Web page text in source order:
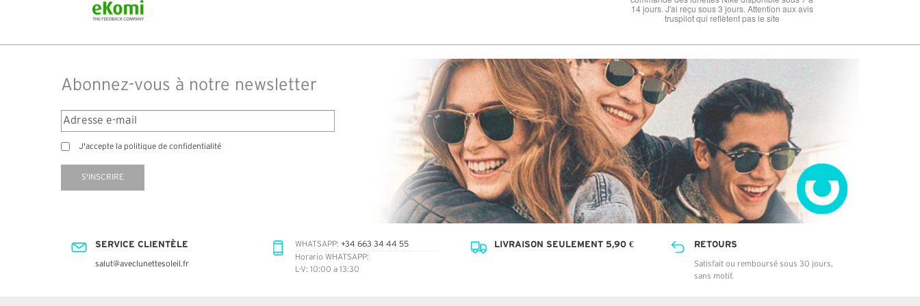
14 jours. J'ai reçu sous 3 jours. Attention aux avis
truspilot qui reflètent pas le site
Abonnez-vous à notre newsletter
J'accepte la politique de confidentialité
S'INSCRIRE
SERVICE CLIENTÈLE
salut@aveclunettesoleil.fr
WHATSAPP: +34 663 34 44 55
Horario WHATSAPP:
L-V: 10:00 a 13:30
LIVRAISON SEULEMENT 5,90 € RETOURS
Satisfait ou remboursé sous 30 jours,
sans motif.